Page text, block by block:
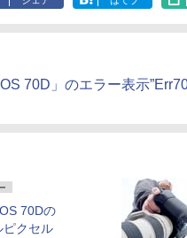
70D」のエラー表示
70Dの
ピクセル